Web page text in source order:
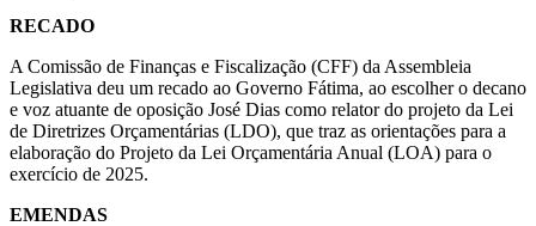
RECADO
A Comissão de Finanças e Fiscalização (CFF) da Assembleia
Legislativa deu um recado ao Governo Fátima, ao escolher o decano
e voz atuante de oposição José Dias como relator do projeto da Lei
de Diretrizes Orçamentárias (LDO), que traz as orientações para a
elaboração do Projeto da Lei Orçamentária Anual (LOA) para o
exercício de 2025.
EMENDAS